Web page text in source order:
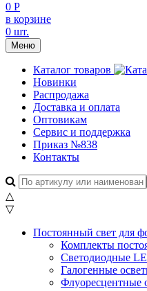
0 Р
в корзине
0 шт.
Меню
Каталог товаров
Новинки
Распродажа
Доставка и оплата
Оптовикам
Сервис и поддержка
Приказ №838
Контакты
△
▽
Постоянный свет для
Комплекты
Светодиодные
Галогенные
Флуоресцентные